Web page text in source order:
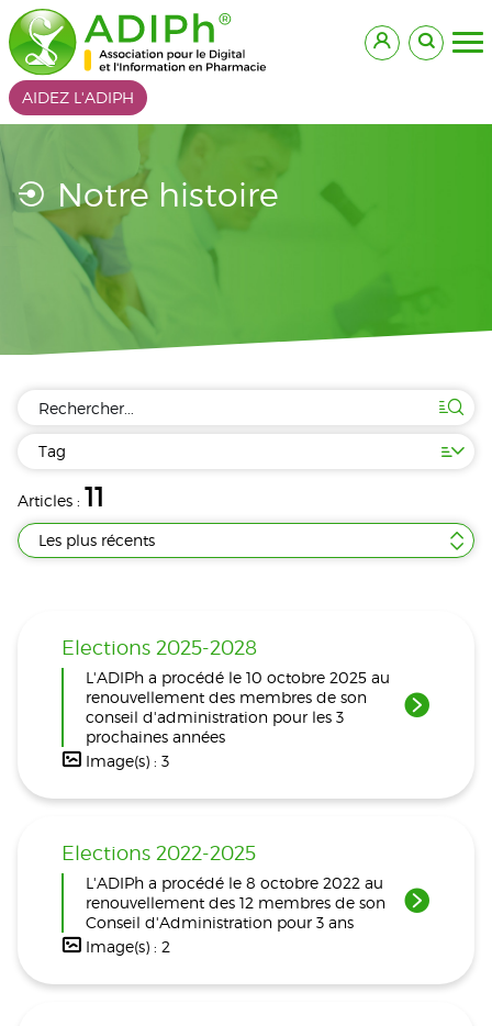
AIDEZ L'ADIPH
Notre histoire
Tag
Articles : 11
Les plus récents
Elections 2025-2028
L'ADIPh a procédé le 10 octobre 2025 au
renouvellement des membres de son
conseil d'administration pour les 3
prochaines années
Image(s) : 3
Elections 2022-2025
L'ADIPh a procédé le 8 octobre 2022 au
renouvellement des 12 membres de son
Conseil d'Administration pour 3 ans
Image(s) : 2